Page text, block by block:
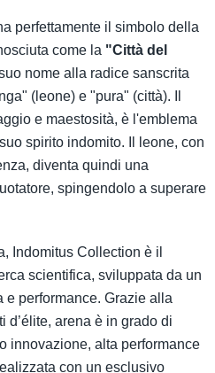
perfettamente il simbolo della
come la "Città del
nome alla radice sanscrita
(leone) e "pura" (città). Il
e maestosità, è l'emblema
spirito indomito. Il leone, con
diventa quindi una
spingendolo a superare
Indomitus Collection è il
scientifica, sviluppata da un
performance. Grazie alla
d’élite, arena è in grado di
innovazione, alta performance
con un esclusivo